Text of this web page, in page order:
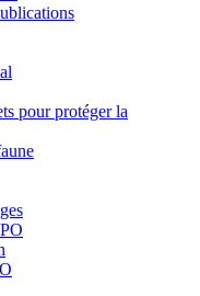
pour protéger la